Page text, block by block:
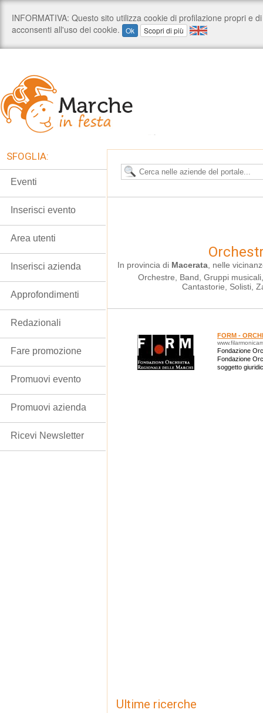
In provincia di Macerata , nelle
Orchestre, Band, Gruppi
Cantastorie, Solisti,
FORM -
Fondazione
Fondazione
soggetto
Ultime ricerche
SFOGLIA:
Eventi
Inserisci evento
Area utenti
Inserisci azienda
Approfondimenti
Redazionali
Fare promozione
Promuovi evento
Promuovi azienda
Ricevi Newsletter